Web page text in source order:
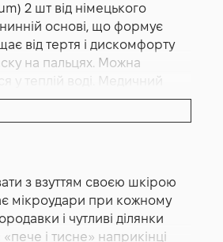
2 шт від німецького
основі, що формує
від тертя і дискомфорту
на пальцях. Можна
у теплій воді. Медичний
текстилю з внутрішнім
що рівномірно
фіксує гель у потрібному
з взуттям своєю шкірою
мікроудари при кожному
і чутливі ділянки
і тисне» наприкінці